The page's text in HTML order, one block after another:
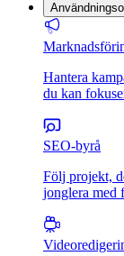
Hantera
du kan
SEO-byrå
Följ projekt,
jonglera med